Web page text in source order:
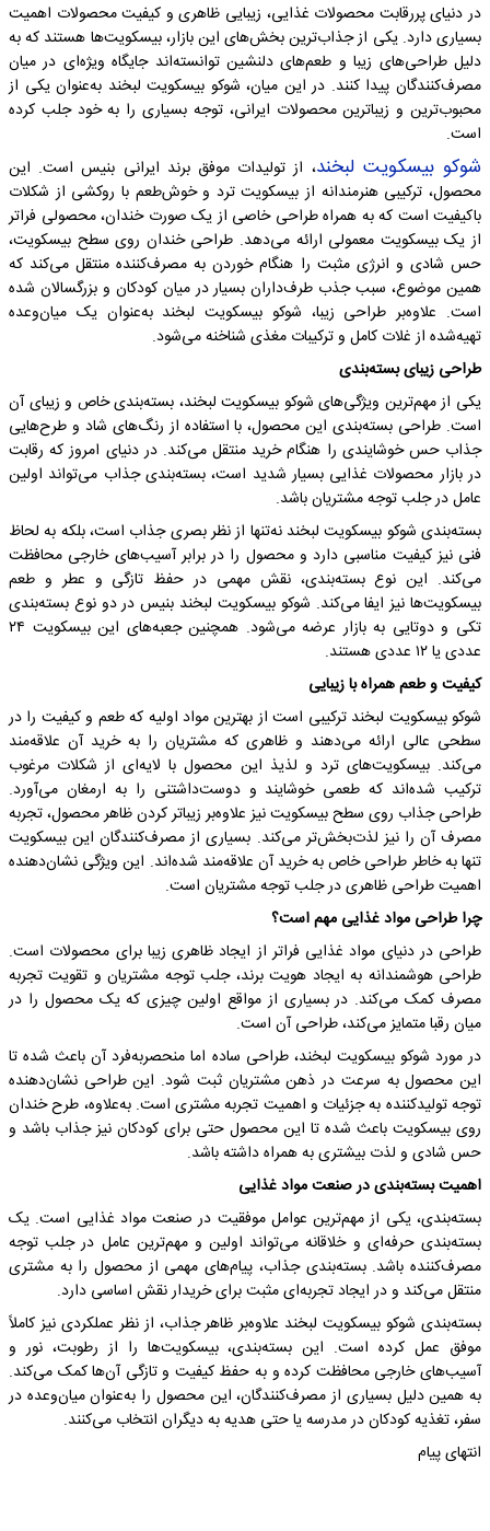
در دنیای پررقابت محصولات غذایی، زیبایی ظاهری و کیفیت محصولات اهمیت
بسیاری دارد. یکی از جذاب‌ترین بخش‌های این بازار، بیسکویت‌ها هستند که به
دلیل طراحی‌های زیبا و طعم‌های دلنشین توانسته‌اند جایگاه ویژه‌ای در میان
مصرف‌کنندگان پیدا کنند. در این میان، شوکو بیسکویت لبخند به‌عنوان یکی از
محبوب‌ترین و زیباترین محصولات ایرانی، توجه بسیاری را به خود جلب کرده
است.
شوکو بیسکویت لبخند، از تولیدات موفق برند ایرانی بنیس است. این
محصول، ترکیبی هنرمندانه از بیسکویت ترد و خوش‌طعم با روکشی از شکلات
باکیفیت است که به همراه طراحی خاصی از یک صورت خندان، محصولی فراتر
از یک بیسکویت معمولی ارائه می‌دهد. طراحی خندان روی سطح بیسکویت،
حس شادی و انرژی مثبت را هنگام خوردن به مصرف‌کننده منتقل می‌کند که
همین موضوع، سبب جذب طرف‌داران بسیار در میان کودکان و بزرگسالان شده
است. علاوه‌بر طراحی زیبا،‌ شوکو بیسکویت لبخند به‌عنوان یک میان‌وعده
تهیه‌شده از غلات کامل و ترکیبات مغذی شناخنه می‌شود.
طراحی زیبای بسته‌بندی
یکی از مهم‌ترین ویژگی‌های شوکو بیسکویت لبخند، بسته‌بندی خاص و زیبای آن
است. طراحی بسته‌بندی این محصول، با استفاده از رنگ‌های شاد و طرح‌هایی
جذاب حس خوشایندی را هنگام خرید منتقل می‌کند. در دنیای امروز که رقابت
در بازار محصولات غذایی بسیار شدید است، بسته‌بندی جذاب می‌تواند اولین
عامل در جلب توجه مشتریان باشد.
بسته‌بندی شوکو بیسکویت لبخند نه‌تنها از نظر بصری جذاب است، بلکه به لحاظ
فنی نیز کیفیت مناسبی دارد و محصول را در برابر آسیب‌های خارجی محافظت
می‌کند. این نوع بسته‌بندی، نقش مهمی در حفظ تازگی و عطر و طعم
بیسکویت‌ها نیز ایفا می‌کند. شوکو بیسکویت لبخند بنیس در دو نوع بسته‌بندی
تکی و دوتایی به بازار عرضه می‌شود. همچنین جعبه‌های این بیسکویت ۲۴
عددی یا ۱۲ عددی هستند.
کیفیت و طعم همراه با زیبایی
شوکو بیسکویت لبخند ترکیبی است از بهترین مواد اولیه که طعم و کیفیت را در
سطحی عالی ارائه می‌دهند و ظاهری که مشتریان را به خرید آن علاقه‌مند
می‌کند. بیسکویت‌های ترد و لذیذ این محصول با لایه‌ای از شکلات مرغوب
ترکیب شده‌اند که طعمی خوشایند و دوست‌داشتنی را به ارمغان می‌آورد.
طراحی جذاب روی سطح بیسکویت نیز علاوه‌بر زیباتر کردن ظاهر محصول، تجربه
مصرف آن را نیز لذت‌بخش‌تر می‌کند. بسیاری از مصرف‌کنندگان این بیسکویت
تنها به خاطر طراحی خاص به خرید آن علاقه‌مند شده‌اند. این ویژگی نشان‌دهنده
اهمیت طراحی ظاهری در جلب توجه مشتریان است.
چرا طراحی مواد غذایی مهم است؟
طراحی در دنیای مواد غذایی فراتر از ایجاد ظاهری زیبا برای محصولات است.
طراحی هوشمندانه به ایجاد هویت برند، جلب توجه مشتریان و تقویت تجربه
مصرف کمک می‌کند. در بسیاری از مواقع اولین چیزی که یک محصول را در
میان رقبا متمایز می‌کند، طراحی آن است.
در مورد شوکو بیسکویت لبخند، طراحی ساده اما منحصربه‌فرد آن باعث شده تا
این محصول به سرعت در ذهن مشتریان ثبت شود. این طراحی نشان‌دهنده
توجه تولیدکننده به جزئیات و اهمیت تجربه مشتری است. به‌علاوه، طرح خندان
روی بیسکویت باعث شده تا این محصول حتی برای کودکان نیز جذاب باشد و
حس شادی و لذت بیشتری به همراه داشته باشد.
اهمیت بسته‌بندی در صنعت مواد غذایی
بسته‌بندی، یکی از مهم‌ترین عوامل موفقیت در صنعت مواد غذایی است. یک
بسته‌بندی حرفه‌ای و خلاقانه می‌تواند اولین و مهم‌ترین عامل در جلب توجه
مصرف‌کننده باشد. بسته‌بندی جذاب، پیام‌های مهمی از محصول را به مشتری
منتقل می‌کند و در ایجاد تجربه‌ای مثبت برای خریدار نقش اساسی دارد.
بسته‌بندی شوکو بیسکویت لبخند علاوه‌بر ظاهر جذاب، از نظر عملکردی نیز کاملاً
موفق عمل کرده است. این بسته‌بندی، بیسکویت‌ها را از رطوبت، نور و
آسیب‌های خارجی محافظت کرده و به حفظ کیفیت و تازگی آن‌ها کمک می‌کند.
به همین دلیل بسیاری از مصرف‌کنندگان، این محصول را به‌عنوان میان‌وعده در
سفر، تغذیه کودکان در مدرسه یا حتی هدیه به دیگران انتخاب می‌کنند.
انتهای پیام